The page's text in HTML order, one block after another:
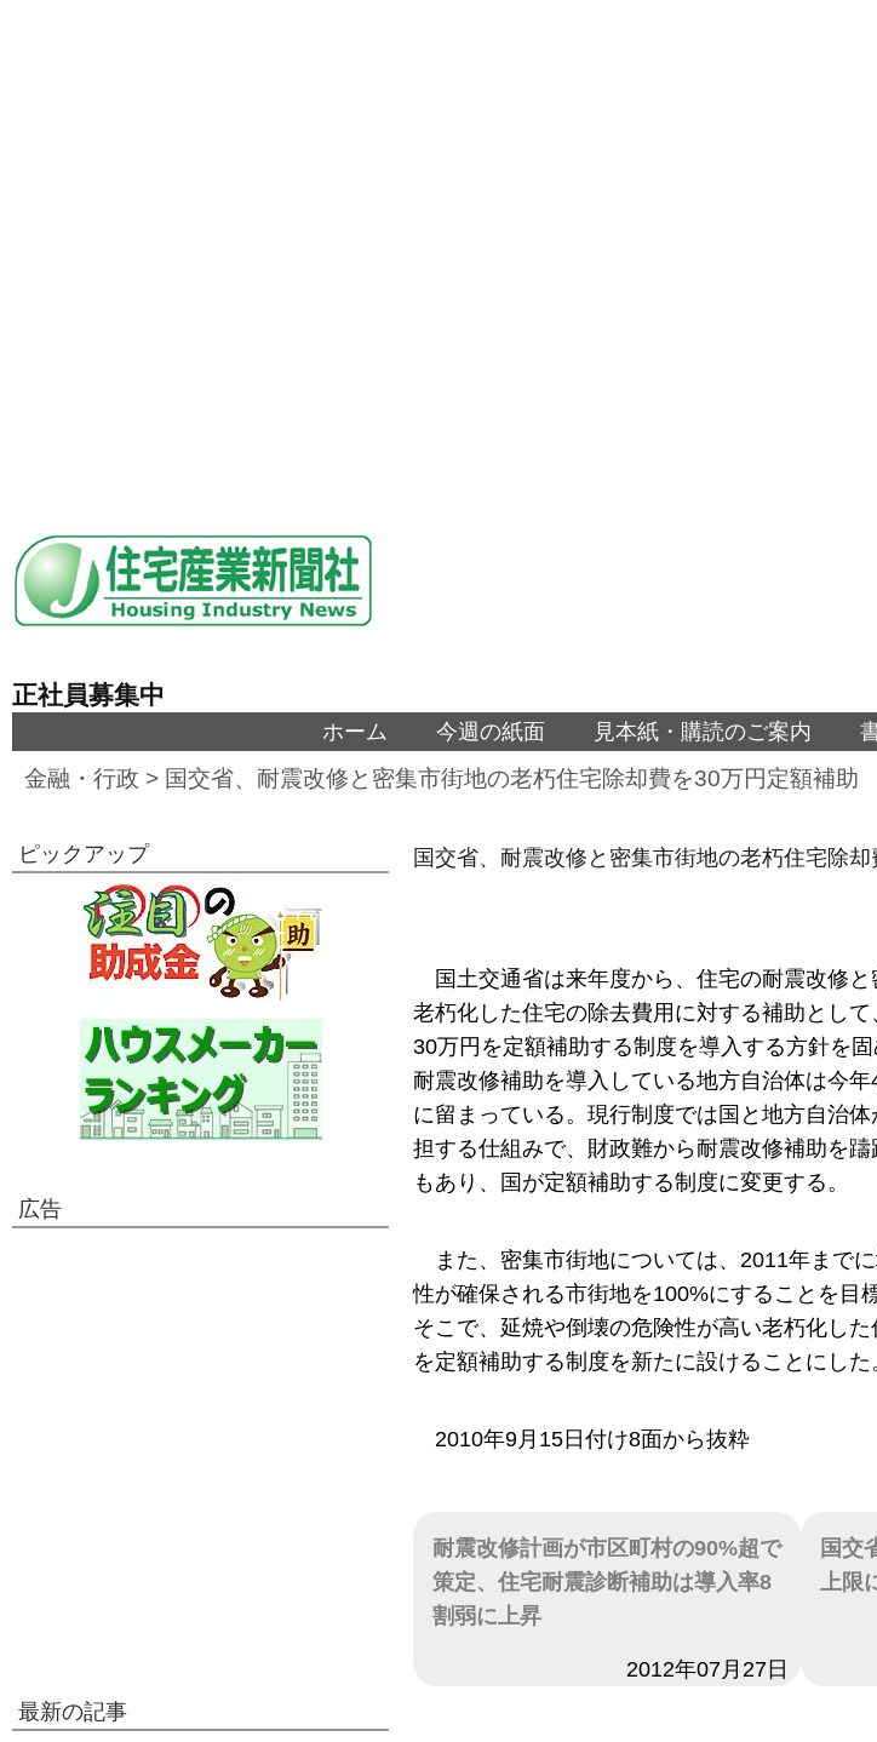
正社員募集中
ホーム 今週の紙面 見本紙・購読のご案内
金融・行政 > 国交省、耐震改修と密集市街地の老朽住宅除却費を30万円定額補助
国交省、耐震改修と密集市街地の老朽住宅除
国土交通省は来年度から、住宅の耐震改修
老朽化した住宅の除去費用に対する補助として
30万円を定額補助する制度を導入する方針を
耐震改修補助を導入している地方自治体は今
に留まっている。現行制度では国と地方自治体
担する仕組みで、財政難から耐震改修補助を
もあり、国が定額補助する制度に変更する。
また、密集市街地については、2011年まで
性が確保される市街地を100%にすることを目
そこで、延焼や倒壊の危険性が高い老朽化し
を定額補助する制度を新たに設けることにした
2010年9月15日付け8面から抜粋
耐震改修計画が市区町村の90%超で
策定、住宅耐震診断補助は導入率8
割弱に上昇
2012年07月27日
国交
上限
ピックアップ
広告
最新の記事